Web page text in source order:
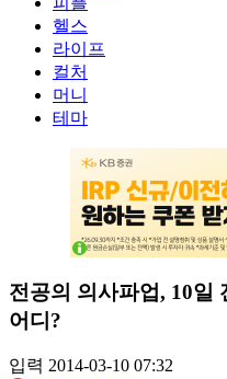
헬스
라이프
컬처
머니
테마
전공의 의사파업, 10일
어디?
입력 2014-03-10 07:32